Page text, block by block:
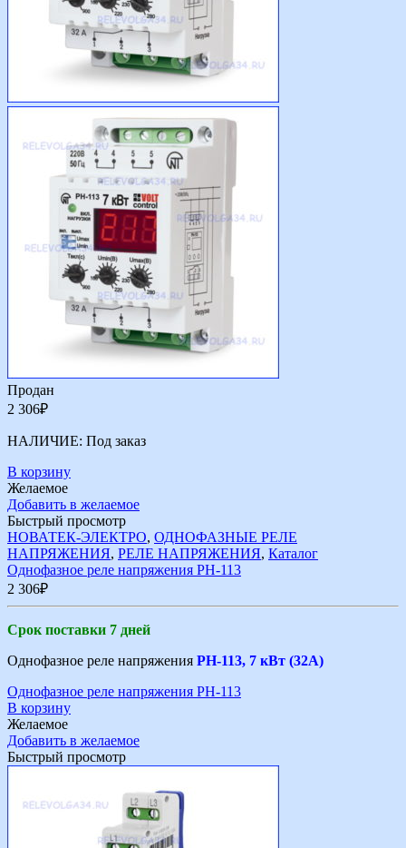
Продан
2 306₽
НАЛИЧИЕ: Под заказ
В корзину
Желаемое
Добавить в желаемое
Быстрый просмотр
НОВАТЕК-ЭЛЕКТРО, ОДНОФАЗНЫЕ РЕЛЕ
НАПРЯЖЕНИЯ, РЕЛЕ НАПРЯЖЕНИЯ, Каталог
Однофазное реле напряжения РН-113
2 306₽
Срок поставки 7 дней
Однофазное реле напряжения РН-113, 7 кВт (32А)
Однофазное реле напряжения РН-113
В корзину
Желаемое
Добавить в желаемое
Быстрый просмотр